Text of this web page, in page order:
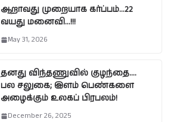
ஆறாவது முறையாக கர்ப்பம்…22
வயது மனைவி…!!!
May 31, 2026
தனது விந்தணுவில் குழந்தை….
பல சலுகை; இளம் பெண்களை
அழைக்கும் உலகப் பிரபலம்!
December 26, 2025